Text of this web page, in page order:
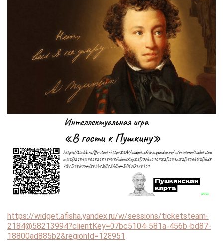
https://widget.afisha.yandex.ru/w/sessions/ticketsteam-
2184@58213994?clientKey=07bc5104-581a-456b-bd87-
18800ad885b2&regionId=128951